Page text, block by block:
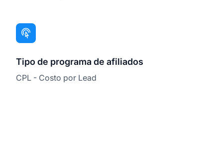
Tipo de programa de afiliados
CPL - Costo por Lead